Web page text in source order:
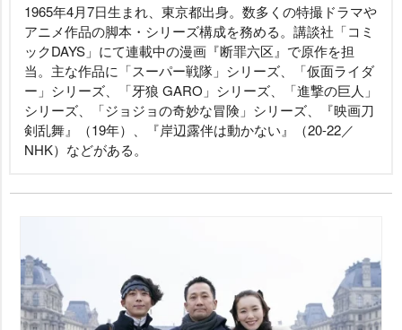
1965年4月7日生まれ、東京都出身。数多くの特撮ドラマ
アニメ作品の脚本・シリーズ構成を務める。講談社「コミ
ックDAYS」にて連載中の漫画『断罪六区』で原作を担
当。主な作品に「スーパー戦隊」シリーズ、「仮面ライダ
ー」シリーズ、「牙狼 GARO」シリーズ、「進撃の巨人」
シリーズ、「ジョジョの奇妙な冒険」シリーズ、『映画刀
剣乱舞』（19年）、『岸辺露伴は動かない』（20-22／
NHK）などがある。